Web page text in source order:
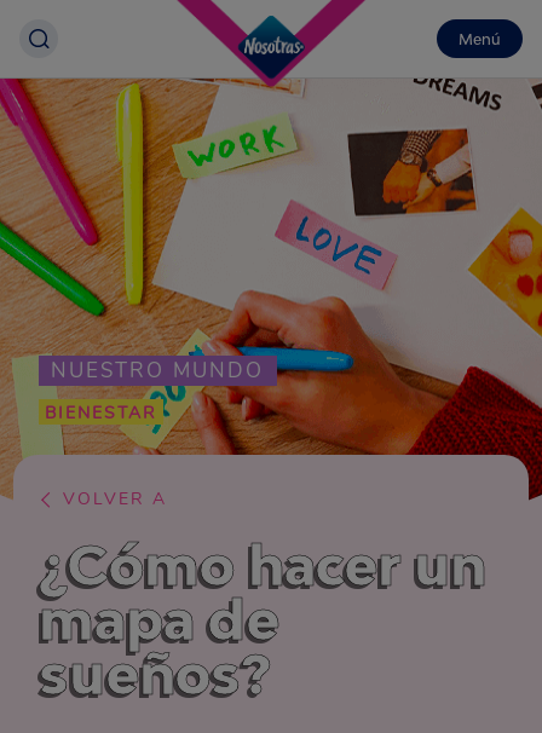
Menú
NUESTRO MUNDO
BIENESTAR
VOLVER A
¿Cómo hacer un
mapa de
sueños?